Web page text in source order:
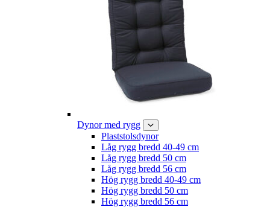
Dynor med rygg
Plaststolsdynor
Låg rygg bredd 40-49 cm
Låg rygg bredd 50 cm
Låg rygg bredd 56 cm
Hög rygg bredd 40-49 cm
Hög rygg bredd 50 cm
Hög rygg bredd 56 cm